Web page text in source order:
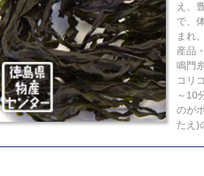
え、
で、
まれ
産品
鳴門
コリ
～10
のが
たえ)